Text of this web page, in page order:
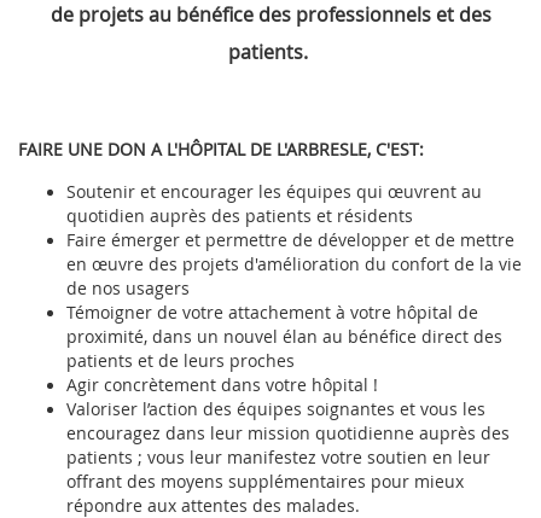
de projets au bénéfice des professionnels et des
patients.
FAIRE UNE DON A L'HÔPITAL DE L'ARBRESLE, C'EST:
Soutenir et encourager les équipes qui œuvrent au
quotidien auprès des patients et résidents
Faire émerger et permettre de développer et de mettre
en œuvre des projets d'amélioration du confort de la vie
de nos usagers
Témoigner de votre attachement à votre hôpital de
proximité, dans un nouvel élan au bénéfice direct des
patients et de leurs proches
Agir concrètement dans votre hôpital !
Valoriser l’action des équipes soignantes et vous les
encouragez dans leur mission quotidienne auprès des
patients ; vous leur manifestez votre soutien en leur
offrant des moyens supplémentaires pour mieux
répondre aux attentes des malades.